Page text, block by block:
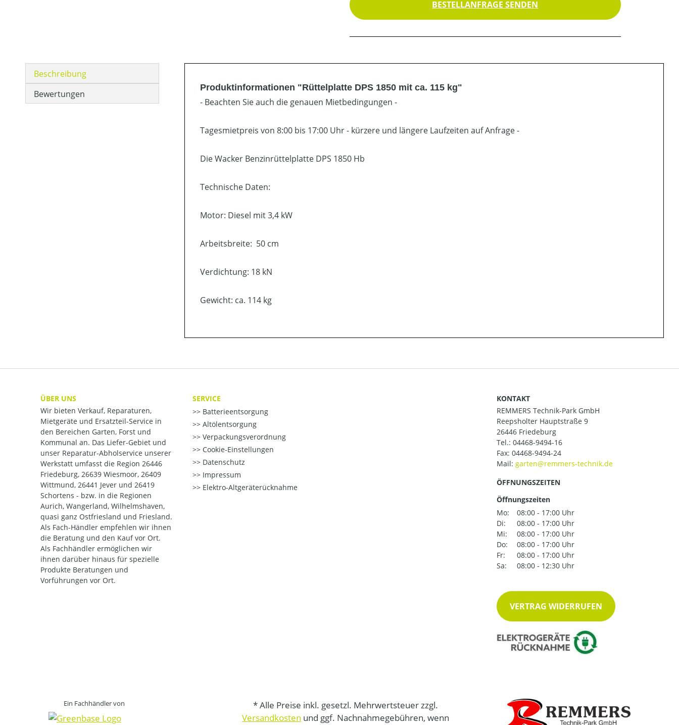
BESTELLANFRAGE SENDEN
Beschreibung
Bewertungen
Produktinformationen "Rüttelplatte DPS 1850 mit ca. 115 kg"
- Beachten Sie auch die genauen Mietbedingungen -
Tagesmietpreis von 8:00 bis 17:00 Uhr - kürzere und längere Laufzeiten auf Anfrage -
Die Wacker Benzinrüttelplatte DPS 1850 Hb
Technische Daten:
Motor: Diesel mit 3,4 kW
Arbeitsbreite: 50 cm
Verdichtung: 18 kN
Gewicht: ca. 114 kg
ÜBER UNS
Wir bieten Verkauf, Reparaturen,
Mietgeräte und Ersatzteil-Service in
den Bereichen Garten, Forst und
Kommunal an. Das Liefer-Gebiet und
unser Reparatur-Abholservice unserer
Werkstatt umfasst die Region 26446
Friedeburg, 26639 Wiesmoor, 26409
Wittmund, 26441 Jever und 26419
Schortens - bzw. in die Regionen
Aurich, Wangerland, Wilhelmshaven,
quasi ganz Ostfriesland und Friesland.
Als Fach-Händler empfehlen wir ihnen
die Beratung und den Kauf vor Ort.
Als Fachhändler ermöglichen wir
ihnen darüber hinaus für spezielle
Produkte Beratungen und
Vorführungen vor Ort.
SERVICE
Batterieentsorgung
Altölentsorgung
Verpackungsverordnung
Cookie-Einstellungen
Datenschutz
Impressum
Elektro-Altgeräterücknahme
KONTAKT
REMMERS Technik-Park GmbH
Reepsholter Hauptstraße 9
26446 Friedeburg
Tel.: 04468-9494-16
Fax: 04468-9494-24
Mail:
ÖFFNUNGSZEITEN
Öffnungszeiten
Mo:
08:00 - 17:00 Uhr
Di:
08:00 - 17:00 Uhr
Mi:
08:00 - 17:00 Uhr
Do:
08:00 - 17:00 Uhr
Fr:
08:00 - 17:00 Uhr
Sa:
08:00 - 12:30 Uhr
VERTRAG WIDERRUFEN
Ein Fachhändler von
* Alle Preise inkl. gesetzl. Mehrwertsteuer zzgl.
Versandkosten und ggf. Nachnahmegebühren, wenn